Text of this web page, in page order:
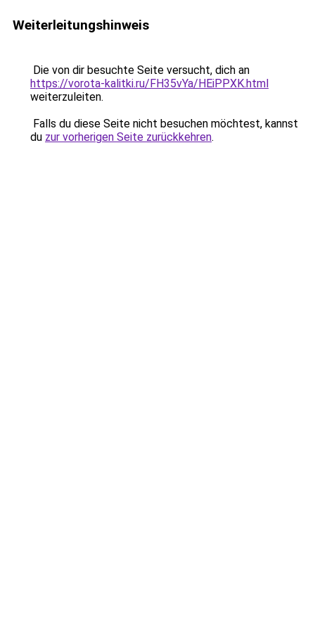
Weiterleitungshinweis
Die von dir besuchte Seite versucht, dich an
https://vorota-kalitki.ru/FH35vYa/HEiPPXK.html
weiterzuleiten.
Falls du diese Seite nicht besuchen möchtest, kannst
du zur vorherigen Seite zurückkehren.